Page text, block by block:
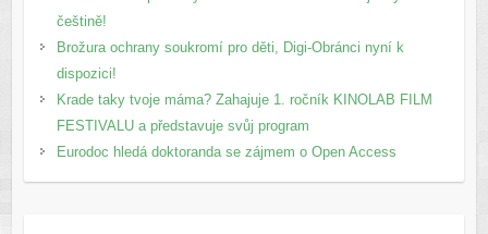
češtině!
Brožura ochrany soukromí pro děti, Digi-Obránci nyní k
dispozici!
Krade taky tvoje máma? Zahajuje 1. ročník KINOLAB FILM
FESTIVALU a představuje svůj program
Eurodoc hledá doktoranda se zájmem o Open Access